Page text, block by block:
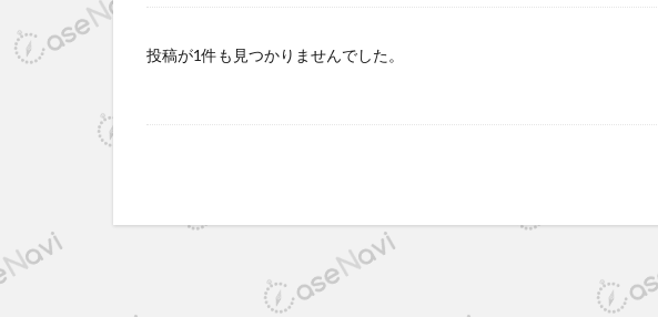
iPhoneケース
Webコンシェルジュの利用事例
ララのゆんたく
投稿が1件も見つかりませんでした。